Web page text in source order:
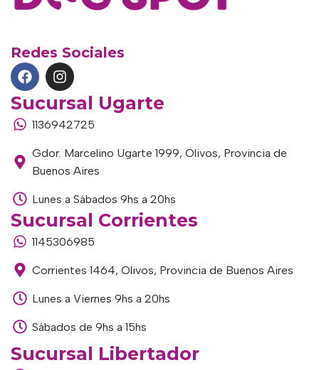
Redes Sociales
Sucursal Ugarte
1136942725
Gdor. Marcelino Ugarte 1999, Olivos, Provincia de
Buenos Aires
Lunes a Sábados 9hs a 20hs
Sucursal Corrientes
1145306985
Corrientes 1464, Olivos, Provincia de Buenos Aires
Lunes a Viernes 9hs a 20hs
Sábados de 9hs a 15hs
Sucursal Libertador